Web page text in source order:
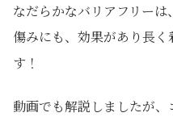
なだらかなバリアフリー
傷みにも、効果があり長
す！
動画でも解説しましたが